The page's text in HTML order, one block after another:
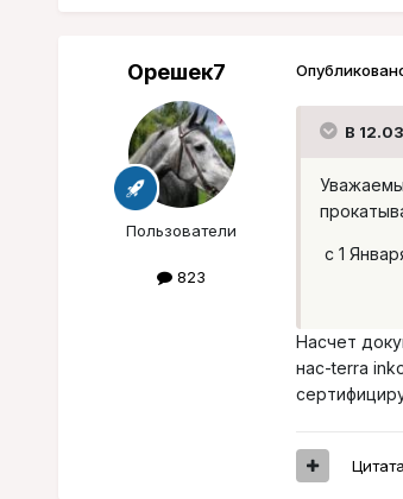
Орешек7
Пользователи
823
В
с 1
Насчет
нас-terra
Цитата